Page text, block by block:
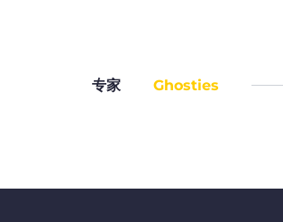
专家 Ghosties